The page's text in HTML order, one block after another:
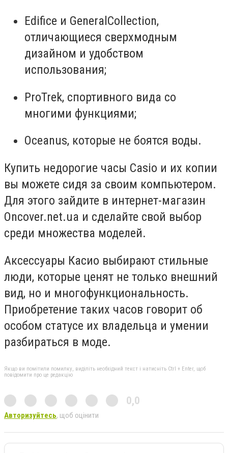
Edifice и GeneralCollection,
отличающиеся сверхмодным
дизайном и удобством
использования;
ProTrek, спортивного вида со
многими функциями;
Oceanus, которые не боятся воды.
Купить недорогие часы Casio и их копии
вы можете сидя за своим компьютером.
Для этого зайдите в интернет-магазин
Oncover.net.ua и сделайте свой выбор
среди множества моделей.
Аксессуары Касио выбирают стильные
люди, которые ценят не только внешний
вид, но и многофункциональность.
Приобретение таких часов говорит об
особом статусе их владельца и умении
разбираться в моде.
Якщо ви помітили помилку, виділіть необхідний текст і натисніть Ctrl + Enter, щоб
повідомити про це редакцію
0,0
Авторизуйтесь, щоб оцінити